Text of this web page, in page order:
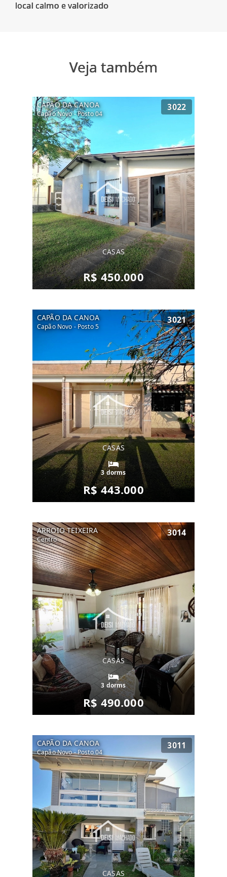
Veja também
CAPÃO DA CANOA
Capão Novo - Posto 04
3022
CASAS
R$ 450.000
CAPÃO DA CANOA
Capão Novo - Posto 5
3021
CASAS
3 dorms
R$ 443.000
ARROIO TEIXEIRA
Centro
3014
CASAS
3 dorms
R$ 490.000
CAPÃO DA CANOA
Capão Novo - Posto 04
3011
CASAS